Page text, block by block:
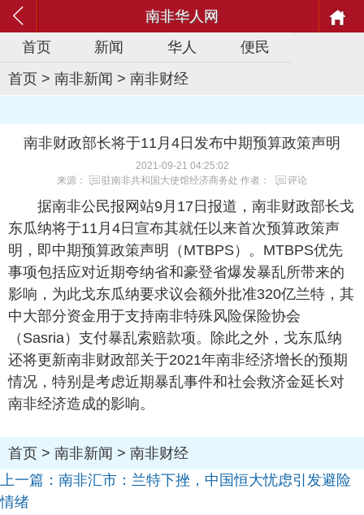
南非华人网
首页
新闻 华人
便民
首页 > 南非新闻 > 南非财经
南非财政部长将于11月4日发布中期预算政策声明
2021-09-21 04:25:02
来源：
驻南非共和国大使馆经济商务处 作者： 评论
据南非公民报网站9月17日报道，南非财政部长戈
东瓜纳将于11月4日宣布其就任以来首次预算政策声
明，即中期预算政策声明（MTBPS）。MTBPS优先
事项包括应对近期夸纳省和豪登省爆发暴乱所带来的
影响，为此戈东瓜纳要求议会额外批准320亿兰特，其
中大部分资金用于支持南非特殊风险保险协会
（Sasria）支付暴乱索赔款项。除此之外，戈东瓜纳
还将更新南非财政部关于2021年南非经济增长的预期
情况，特别是考虑近期暴乱事件和社会救济金延长对
南非经济造成的影响。
首页 > 南非新闻 > 南非财经
上一篇： 南非汇市：兰特下挫，中国恒大忧虑引发避险
情绪